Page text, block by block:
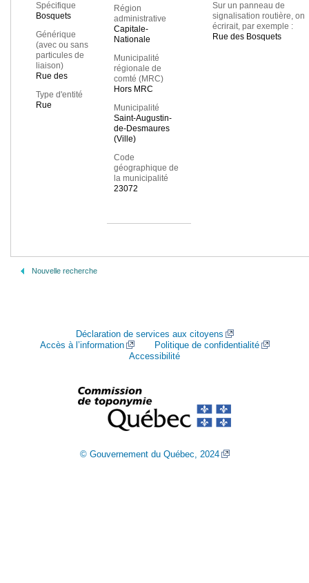
Spécifique
Bosquets
Générique
(avec ou sans
particules de
liaison)
Rue des
Type d'entité
Rue
Région
administrative
Capitale-
Nationale
Municipalité
régionale de
comté (MRC)
Hors MRC
Municipalité
Saint-Augustin-
de-Desmaures
(Ville)
Code
géographique de
la municipalité
23072
Sur un panneau de
signalisation routière, on
écrirait, par exemple :
Rue des Bosquets
Nouvelle recherche
Déclaration de services aux citoyens
Accès à l’information
Politique de confidentialité
Accessibilité
© Gouvernement du Québec, 2024